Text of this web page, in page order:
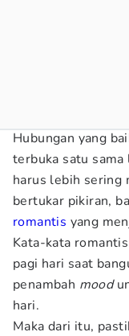
Hubungan yang
terbuka satu sama
harus lebih sering
bertukar pikiran,
romantis yang
Kata-kata
pagi hari saat
penambah mood
hari.
Maka dari itu,